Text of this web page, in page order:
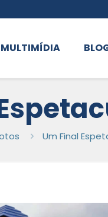
MULTIMÍDIA
Um Final